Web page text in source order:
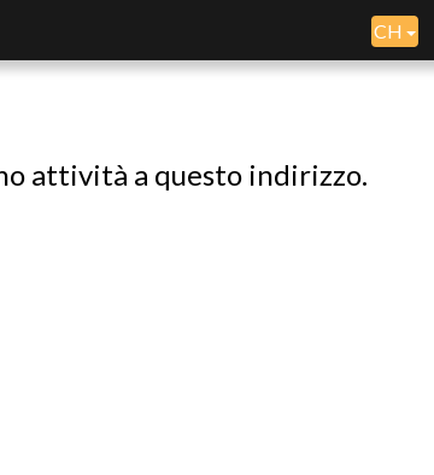
CH
attività a questo indirizzo.